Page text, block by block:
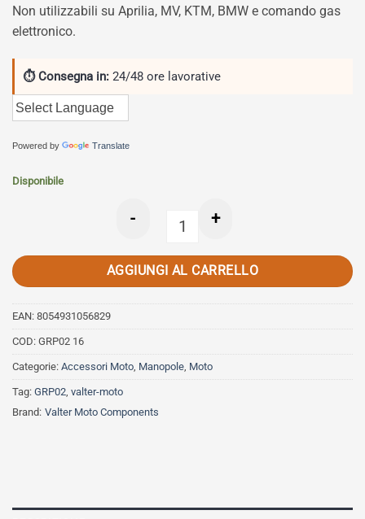
Non utilizzabili su Aprilia, MV, KTM, BMW e comando gas
elettronico.
⏱ Consegna in: 24/48 ore lavorative
Powered by Translate
Disponibile
Valter Moto - Manopole Street -
- +
AGGIUNGI AL CARRELLO
EAN: 8054931056829
COD: GRP02 16
Categorie: Accessori Moto, Manopole, Moto
Tag: GRP02, valter-moto
Brand: Valter Moto Components